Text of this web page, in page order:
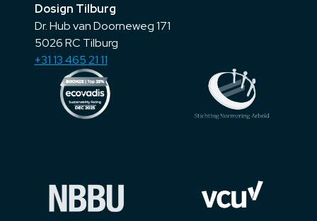
Dosign Tilburg
Dr. Hub van Doorneweg 171
5026 RC Tilburg
+31 13 465 21 11